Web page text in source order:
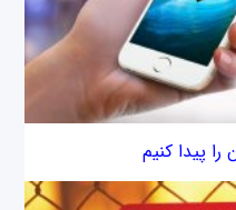
پیدا کنیم